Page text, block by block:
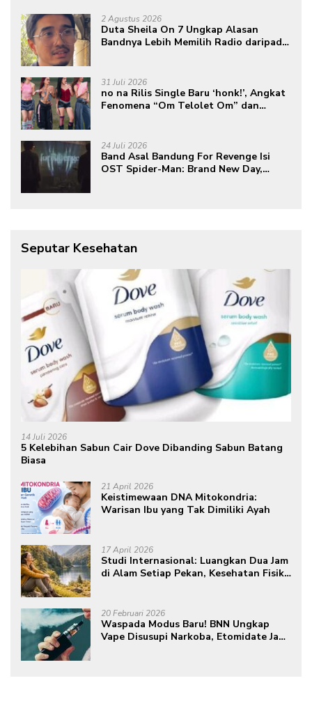
2 Agustus 2026
Duta Sheila On 7 Ungkap Alasan
Bandnya Lebih Memilih Radio daripada
31 Juli 2026
no na Rilis Single Baru ‘honk!’, Angkat
Fenomena “Om Telolet Om” dan
24 Juli 2026
Band Asal Bandung For Revenge Isi
OST Spider-Man: Brand New Day,
Seputar Kesehatan
14 Juli 2026
5 Kelebihan Sabun Cair Dove Dibanding Sabun Batang
Biasa
21 April 2026
Keistimewaan DNA Mitokondria:
Warisan Ibu yang Tak Dimiliki Ayah
17 April 2026
Studi Internasional: Luangkan Dua Jam
di Alam Setiap Pekan, Kesehatan Fisik
20 Februari 2026
Waspada Modus Baru! BNN Ungkap
Vape Disusupi Narkoba, Etomidate Jadi